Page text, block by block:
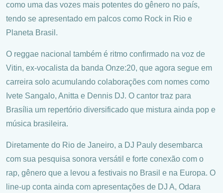
como uma das vozes mais potentes do gênero no país,
tendo se apresentado em palcos como Rock in Rio e
Planeta Brasil.
O reggae nacional também é ritmo confirmado na voz de
Vitin, ex-vocalista da banda Onze:20, que agora segue em
carreira solo acumulando colaborações com nomes como
Ivete Sangalo, Anitta e Dennis DJ. O cantor traz para
Brasília um repertório diversificado que mistura ainda pop e
música brasileira.
Diretamente do Rio de Janeiro, a DJ Pauly desembarca
com sua pesquisa sonora versátil e forte conexão com o
rap, gênero que a levou a festivais no Brasil e na Europa. O
line-up conta ainda com apresentações de DJ A, Odara